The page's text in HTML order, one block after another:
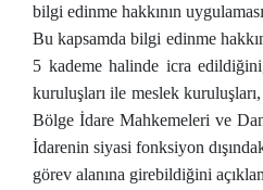
bilgi edinme hakkının
Bu kapsamda bilgi edinme
5 kademe halinde icra
kuruluşları ile meslek
Bölge İdare Mahkemeleri ve
İdarenin siyasi fonksiyon
görev alanına girebildiğini